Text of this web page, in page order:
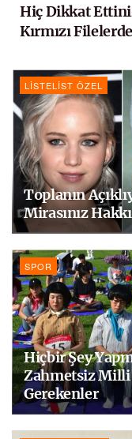
Hiç Dikkat
Kırmızı
LISTELIST ÖZEL
Toplanın
Mirasınız
SPOR
Hiçbir Şey
Zahmetsiz Milli
Gerekenler